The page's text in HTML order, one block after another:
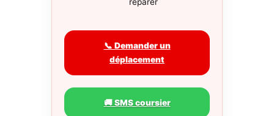
📞 Demander un
déplacement
🚚 SMS coursier